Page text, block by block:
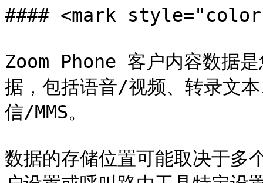
#### <mark style="color:
Zoom Phone 客户内容数据
据，包括语音/视频、转录文
信/MMS。
数据的存储位置可能取决于多